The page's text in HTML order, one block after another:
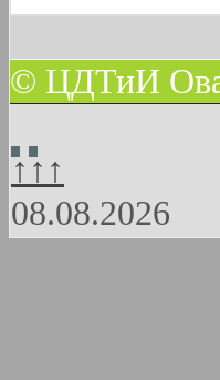
© ЦДТиИ
↑↑↑
08.08.2026